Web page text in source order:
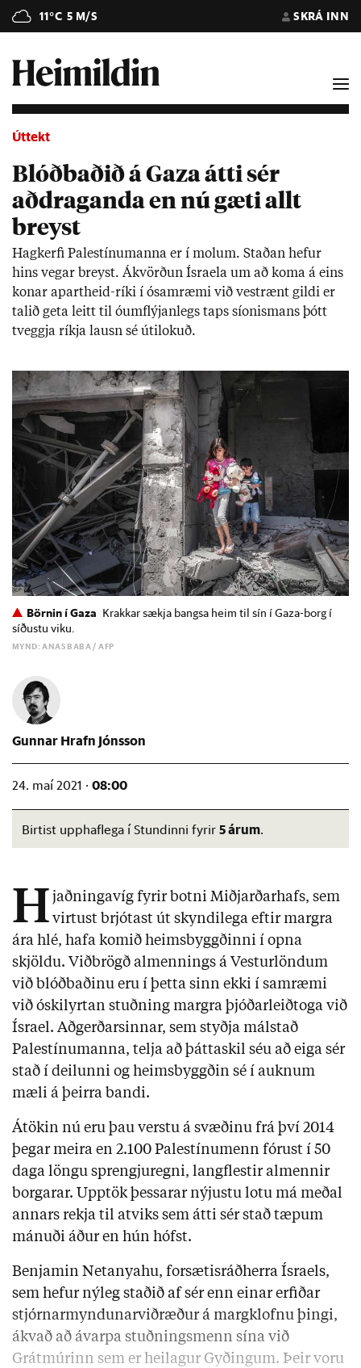
11°C 5 M/S SKRÁ INN
Úttekt
Blóðbaðið á Gaza átti sér
aðdraganda en nú gæti allt
breyst
Hag­kerfi Palestínu­manna er í mol­um. Stað­an hef­ur
hins veg­ar breyst. Ákvörð­un Ísra­ela um að koma á eins
kon­ar apart­heid-ríki í ósam­ræmi við vest­rænt gildi er
tal­ið geta leitt til óumflýj­an­legs taps síon­ism­ans þótt
tveggja ríkja lausn sé úti­lok­uð.
Börnin í Gaza Krakkar sækja bangsa heim til sín í Gaza-borg í
síðustu viku.
MYND: ANAS BABA / AFP
Gunnar Hrafn Jónsson
24. maí 2021 · 08:00
Birtist upphaflega í Stundinni fyrir 5 árum.
H jaðningavíg fyrir botni Miðjarðarhafs, sem
virtust brjótast út skyndilega eftir margra
ára hlé, hafa komið heimsbyggðinni í opna
skjöldu. Viðbrögð almennings á Vesturlöndum
við blóðbaðinu eru í þetta sinn ekki í samræmi
við óskilyrtan stuðning margra þjóðarleiðtoga við
Ísrael. Aðgerðarsinnar, sem styðja málstað
Palestínumanna, telja að þáttaskil séu að eiga sér
stað í deilunni og heimsbyggðin sé í auknum
mæli á þeirra bandi.
Átökin nú eru þau verstu á svæðinu frá því 2014
þegar meira en 2.100 Palestínumenn fórust í 50
daga löngu sprengjuregni, langflestir almennir
borgarar. Upptök þessarar nýjustu lotu má meðal
annars rekja til atviks sem átti sér stað tæpum
mánuði áður en hún hófst.
Benjamin Netanyahu, forsætisráðherra Ísraels,
sem hefur nýleg staðið af sér enn einar erfiðar
stjórnarmyndunarviðræður á margklofnu þingi,
ákvað að ávarpa stuðningsmenn sína við
Grátmúrinn sem er heilagur Gyðingum. Þeir voru